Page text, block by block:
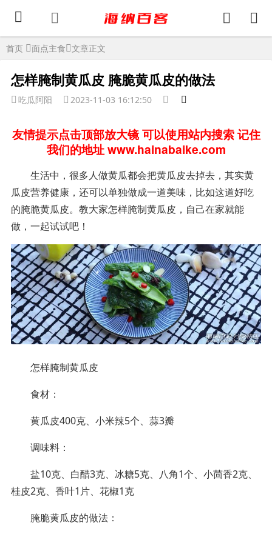
首页 面点主食 文章正文
怎样腌制黄瓜皮 腌脆黄瓜皮的做法
吃瓜阿阳 2023-11-03 16:12:50
友情提示点击顶部放大镜 可以使用站内搜索 记住
我们的地址 www.hainabaike.com
生活中，很多人做黄瓜都会把黄瓜皮去掉去，其实黄
瓜皮营养健康，还可以单独做成一道美味，比如这道好吃
的腌脆黄瓜皮。教大家怎样腌制黄瓜皮，自己在家就能
做，一起试试吧！
怎样腌制黄瓜皮
食材：
黄瓜皮400克、小米辣5个、蒜3瓣
调味料：
盐10克、白醋3克、冰糖5克、八角1个、小茴香2克、
桂皮2克、香叶1片、花椒1克
腌脆黄瓜皮的做法：